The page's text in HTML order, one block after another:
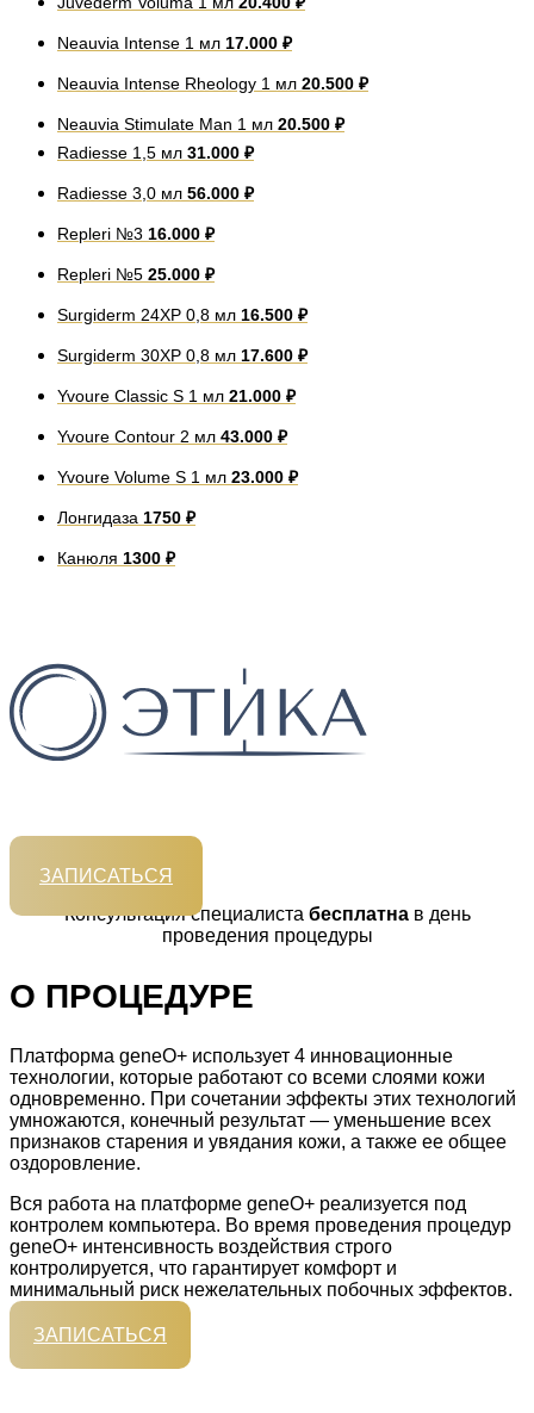
Neauvia Intense 1 мл 17.000 ₽
Neauvia Intense Rheology 1 мл 20.500 ₽
Neauvia Stimulate Man 1 мл 20.500 ₽
Radiesse 1,5 мл 31.000 ₽
Radiesse 3,0 мл 56.000 ₽
Repleri №3 16.000 ₽
Repleri №5 25.000 ₽
Surgiderm 24XP 0,8 мл 16.500 ₽
Surgiderm 30XP 0,8 мл 17.600 ₽
Yvoure Classic S 1 мл 21.000 ₽
Yvoure Contour 2 мл 43.000 ₽
Yvoure Volume S 1 мл 23.000 ₽
Лонгидаза 1750 ₽
Канюля 1300 ₽
ЗАПИСАТЬСЯ
Консультация специалиста бесплатна в день
проведения процедуры
О ПРОЦЕДУРЕ
Платформа geneO+ использует 4 инновационные
технологии, которые работают со всеми слоями кожи
одновременно. При сочетании эффекты этих технологий
умножаются, конечный результат — уменьшение всех
признаков старения и увядания кожи, а также ее общее
оздоровление.
Вся работа на платформе geneO+ реализуется под
контролем компьютера. Во время проведения процедур
geneO+ интенсивность воздействия строго
контролируется, что гарантирует комфорт и
минимальный риск нежелательных побочных эффектов.
ЗАПИСАТЬСЯ